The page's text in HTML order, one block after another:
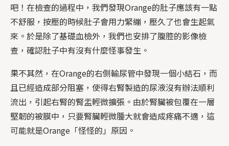
吧！在檢查的過程中，我們發現Orange的肚子應該有一點
不舒服，按壓的時候肚子會用力緊繃，壓久了也會生起氣
來。於是除了基礎血檢外，我們也安排了腹腔的影像檢
查，確認肚子中有沒有什麼怪事發生。
果不其然，在Orange的右側輸尿管中發現一個小結石，而
且已經造成部分阻塞，使得右腎製造的尿液沒有辦法順利
流出，引起右腎的腎盂輕微擴張。由於腎臟被包覆在一層
堅韌的被膜中，只要腎臟輕微腫大就會造成疼痛不適，這
可能就是Orange「怪怪的」原因。